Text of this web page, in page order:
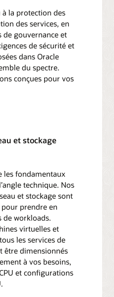
à la protection des
des services, en
de gouvernance et
de sécurité et
dans Oracle
du spectre.
conçues pour vos
et stockage
les fondamentaux
technique. Nos
et stockage sont
prendre en
de workloads.
virtuelles et
les services de
être dimensionnés
à vos besoins,
et configurations